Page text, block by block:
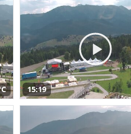
15:19